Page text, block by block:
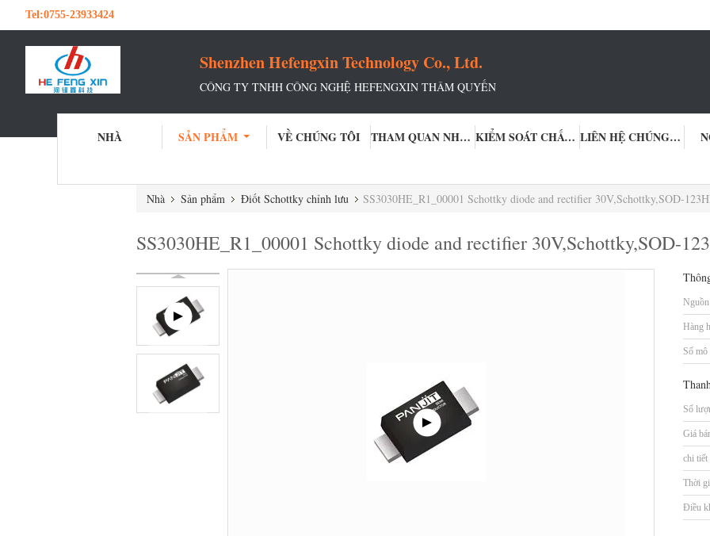
Tel:0755-23933424
Shenzhen Hefengxin Technology Co., Ltd.
CÔNG TY TNHH CÔNG NGHỆ HEFENGXIN THÂM QUYẾN
NHÀ SẢN PHẨM VỀ CHÚNG TÔI THAM QUAN NHÀ MÁY KIỂM SOÁT CHẤT LƯỢNG LIÊN HỆ CHÚNG TÔI
Nhà Sản phẩm Điốt Schottky chỉnh lưu SS3030HE_R1_00001 Schottky diode and rectifier 30V,Schottky,SOD-
SS3030HE_R1_00001 Schottky diode and rectifier 30V,Schottky,SOD-
Hàng
Số
Số
Giá
chi tiết
Thời
Điều